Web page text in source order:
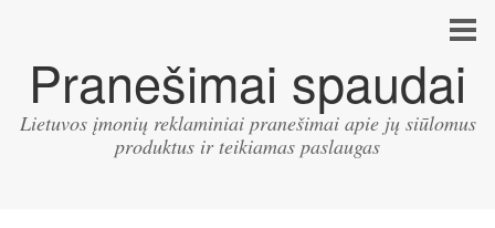
Pranešimai spaudai
Lietuvos įmonių reklaminiai pranešimai apie jų siūlomus
produktus ir teikiamas paslaugas